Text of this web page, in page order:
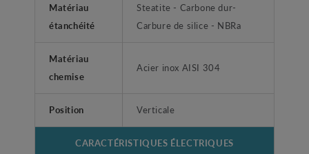
Matériau
étanchéité
Steatite - Carbone dur-
Carbure de silice - NBRa
Matériau
chemise
Acier inox AISI 304
Position Verticale
CARACTÉRISTIQUES ÉLECTRIQUES